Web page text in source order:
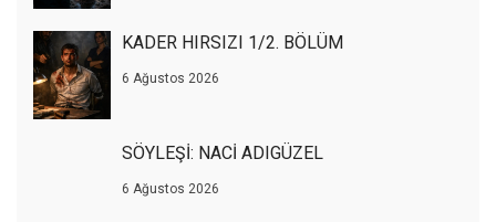
KADER HIRSIZI 1/2. BÖLÜM
6 Ağustos 2026
SÖYLEŞİ: NACİ ADIGÜZEL
6 Ağustos 2026